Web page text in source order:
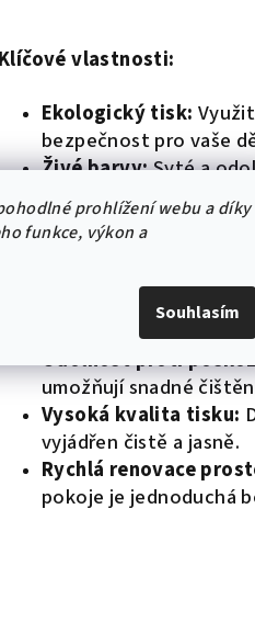
prohlížení webu a díky
funkce, výkon a
Souhlasím
Klíčové vlastnosti:
Ekologický tisk:
bezpečnost pro vaše
Živé barvy:Syté a
Jednoduchá aplikace:
odstranit bez
Bez zápachu:
Univerzální použití:
hracích koutků.
Odolnost proti
umožňují snadné
Vysoká kvalita tisku:
vyjádřen čistě a jasně.
Rychlá renovace
pokoje je jednoduchá